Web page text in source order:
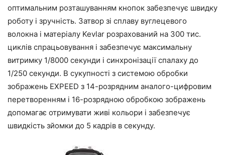
оптимальним розташуванням кнопок забезпечує швидку
роботу і зручність. Затвор зі сплаву вуглецевого
волокна і матеріалу Kevlar розрахований на 300 тис.
циклів спрацьовування і забезпечує максимальну
витримку 1/8000 секунди і синхронізації спалаху до
1/250 секунди. В сукупності з системою обробки
зображень EXPEED з 14-розрядним аналого-цифровим
перетворенням і 16-розрядною обробкою зображень
допомагає отримувати живі кольори і забезпечує
швидкість зйомки до 5 кадрів в секунду.